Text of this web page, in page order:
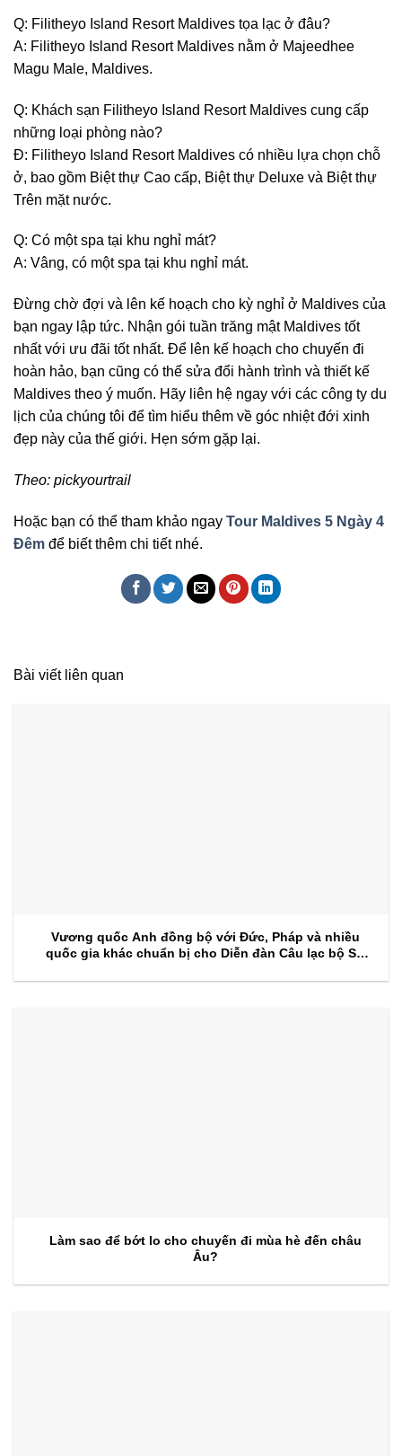
Q: Filitheyo Island Resort Maldives tọa lạc ở đâu?
A: Filitheyo Island Resort Maldives nằm ở Majeedhee
Magu Male, Maldives.
Q: Khách sạn Filitheyo Island Resort Maldives cung cấp
những loại phòng nào?
Đ: Filitheyo Island Resort Maldives có nhiều lựa chọn chỗ
ở, bao gồm Biệt thự Cao cấp, Biệt thự Deluxe và Biệt thự
Trên mặt nước.
Q: Có một spa tại khu nghỉ mát?
A: Vâng, có một spa tại khu nghỉ mát.
Đừng chờ đợi và lên kế hoạch cho kỳ nghỉ ở Maldives của
bạn ngay lập tức. Nhận gói tuần trăng mật Maldives tốt
nhất với ưu đãi tốt nhất. Để lên kế hoạch cho chuyến đi
hoàn hảo, bạn cũng có thể sửa đổi hành trình và thiết kế
Maldives theo ý muốn. Hãy liên hệ ngay với các công ty du
lịch của chúng tôi để tìm hiểu thêm về góc nhiệt đới xinh
đẹp này của thế giới. Hẹn sớm gặp lại.
Theo: pickyourtrail
Hoặc bạn có thể tham khảo ngay Tour Maldives 5 Ngày 4
Đêm để biết thêm chi tiết nhé.
Bài viết liên quan
Vương quốc Anh đồng bộ với Đức, Pháp và nhiều
quốc gia khác chuẩn bị cho Diễn đàn Câu lạc bộ Sự
Làm sao để bớt lo cho chuyến đi mùa hè đến châu
Âu?